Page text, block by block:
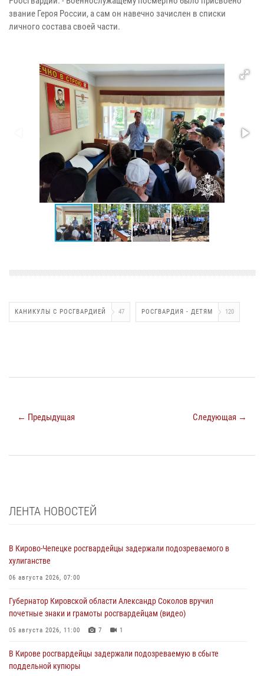
звание Героя России, а сам он навечно зачислен в списки
личного состава своей части.
КАНИКУЛЫ С РОСГВАРДИЕЙ 47 РОСГВАРДИЯ - ДЕТЯМ 120
← Предыдущая Следующая →
ЛЕНТА НОВОСТЕЙ
В Кирово-Чепецке росгвардейцы задержали подозреваемого в
хулиганстве
06 августа 2026, 07:00
Губернатор Кировской области Александр Соколов вручил
почетные знаки и грамоты росгвардейцам (видео)
05 августа 2026, 11:00 7 1
В Кирове росгвардейцы задержали подозреваемую в сбыте
поддельной купюры